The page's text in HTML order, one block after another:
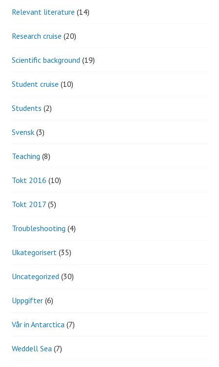
Relevant literature (14)
Research cruise (20)
Scientific background (19)
Student cruise (10)
Students (2)
Svensk (3)
Teaching (8)
Tokt 2016 (10)
Tokt 2017 (5)
Troubleshooting (4)
Ukategorisert (35)
Uncategorized (30)
Uppgifter (6)
Vår in Antarctica (7)
Weddell Sea (7)